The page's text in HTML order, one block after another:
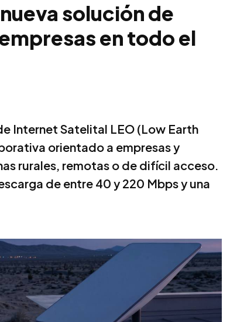
solución de
en todo el
Internet Satelital LEO (Low Earth
orientado a empresas y
rurales, remotas o de difícil acceso.
de entre 40 y 220 Mbps y una